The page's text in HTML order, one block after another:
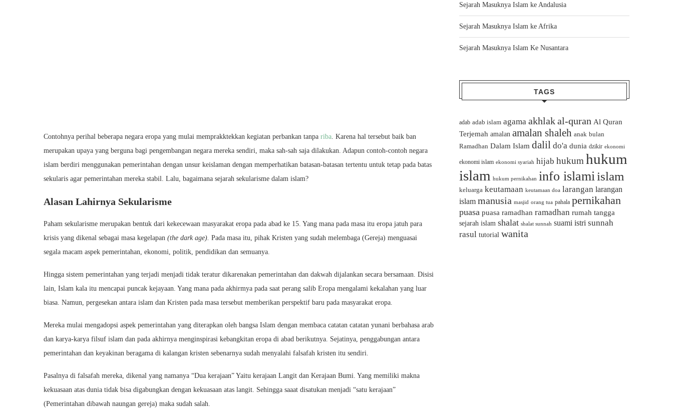
Contohnya perihal beberapa negara eropa yang mulai memprakktekkan kegiatan perbankan tanpa riba. Karena hal tersebut baik ban
merupakan upaya yang berguna bagi pengembangan negara mereka sendiri, maka sah-sah saja dilakukan. Adapun contoh-contoh negara
islam berdiri menggunakan pemerintahan dengan unsur keislaman dengan memperhatikan batasan-batasan tertentu untuk tetap pada batas
sekularis agar pemerintahan mereka stabil. Lalu, bagaimana sejarah sekularisme dalam islam?
Alasan Lahirnya Sekularisme
Paham sekularisme merupakan bentuk dari kekecewaan masyarakat eropa pada abad ke 15. Yang mana pada masa itu eropa jatuh para
krisis yang dikenal sebagai masa kegelapan (the dark age). Pada masa itu, pihak Kristen yang sudah melembaga (Gereja) menguasai
segala macam aspek pemerintahan, ekonomi, politik, pendidikan dan semuanya.
Hingga sistem pemerintahan yang terjadi menjadi tidak teratur dikarenakan pemerintahan dan dakwah dijalankan secara bersamaan. Disisi
lain, Islam kala itu mencapai puncak kejayaan. Yang mana pada akhirmya pada saat perang salib Eropa mengalami kekalahan yang luar
biasa. Namun, pergesekan antara islam dan Kristen pada masa tersebut memberikan perspektif baru pada masyarakat eropa.
Mereka mulai mengadopsi aspek pemerintahan yang diterapkan oleh bangsa Islam dengan membaca catatan catatan yunani berbahasa arab
dan karya-karya filsuf islam dan pada akhirnya menginspirasi kebangkitan eropa di abad berikutnya. Sejatinya, penggabungan antara
pemerintahan dan keyakinan beragama di kalangan kristen sebenarnya sudah menyalahi falsafah kristen itu sendiri.
Pasalnya di falsafah mereka, dikenal yang namanya “Dua kerajaan” Yaitu kerajaan Langit dan Kerajaan Bumi. Yang memiliki makna
kekuasaan atas dunia tidak bisa digabungkan dengan kekuasaan atas langit. Sehingga saaat disatukan menjadi “satu kerajaan”
(Pemerintahan dibawah naungan gereja) maka sudah salah.
Sejarah Masuknya Islam ke Andalusia
Sejarah Masuknya Islam ke Afrika
Sejarah Masuknya Islam Ke Nusantara
TAGS
adab adab islam agama akhlakal-quran Al Quran
Terjemah amalan amalan shaleh anak bulan
Ramadhan Dalam Islam dalil do'a dunia dzikir ekonomi
ekonomi islam ekonomi syariah hijab hukum hukum
islam hukum pernikahan info islamiislam
keluarga keutamaan keutamaan doa larangan larangan
islam manusia masjid orang tua pahala pernikahan
puasa puasa ramadhan ramadhan rumah tangga
sejarah islam shalat shalat sunnah suami istri sunnah
rasul tutorial wanita